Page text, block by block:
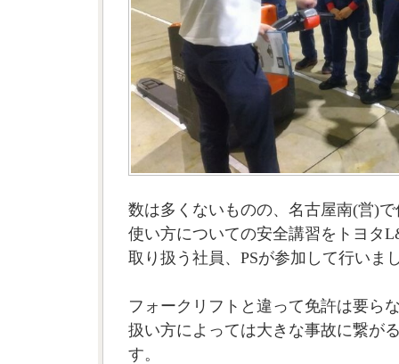
数は多くないものの、名古屋南(営)
使い方についての安全講習をトヨタ
取り扱う社員、PSが参加して行いま
フォークリフトと違って免許は要ら
扱い方によっては大きな事故に繋が
す。